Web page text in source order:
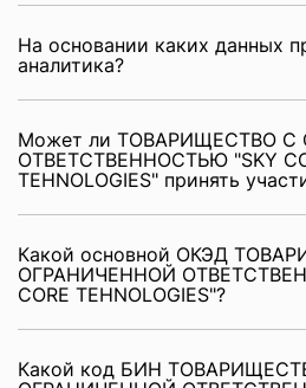
На основании каких данных
аналитика?
Может ли ТОВАРИЩЕСТВО С
ОТВЕТСТВЕННОСТЬЮ "SKY
TEHNOLOGIES" принять
Какой основной ОКЭД
ОГРАНИЧЕННОЙ
CORE TEHNOLOGIES"?
Какой код БИН